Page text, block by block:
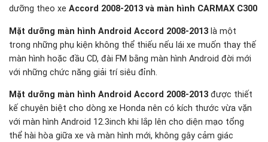
dưỡng theo xe Accord 2008-2013 và màn hình CARMAX C300
Mặt dưỡng màn hình Android Accord 2008-2013 là một
trong những phụ kiện không thể thiếu nếu lái xe muốn thay thế
màn hình hoặc đầu CD, đài FM bằng màn hình Android đời mới
với những chức năng giải trí siêu đỉnh.
Mặt dưỡng màn hình Android Accord 2008-2013 được thiết
kế chuyên biệt cho dòng xe Honda nên có kích thước vừa vặn
với màn hình Android 12.3inch khi lắp lên cho diện mạo tổng
thể hài hòa giữa xe và màn hình mới, không gây cảm giác